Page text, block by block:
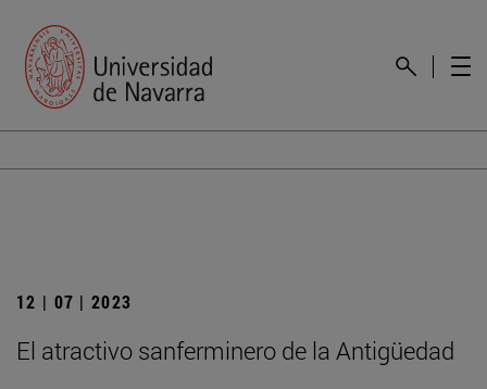
12 | 07 | 2023
El atractivo sanferminero de la Antigüedad